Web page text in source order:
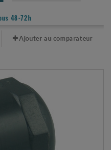
48-72h
Ajouter au comparateur